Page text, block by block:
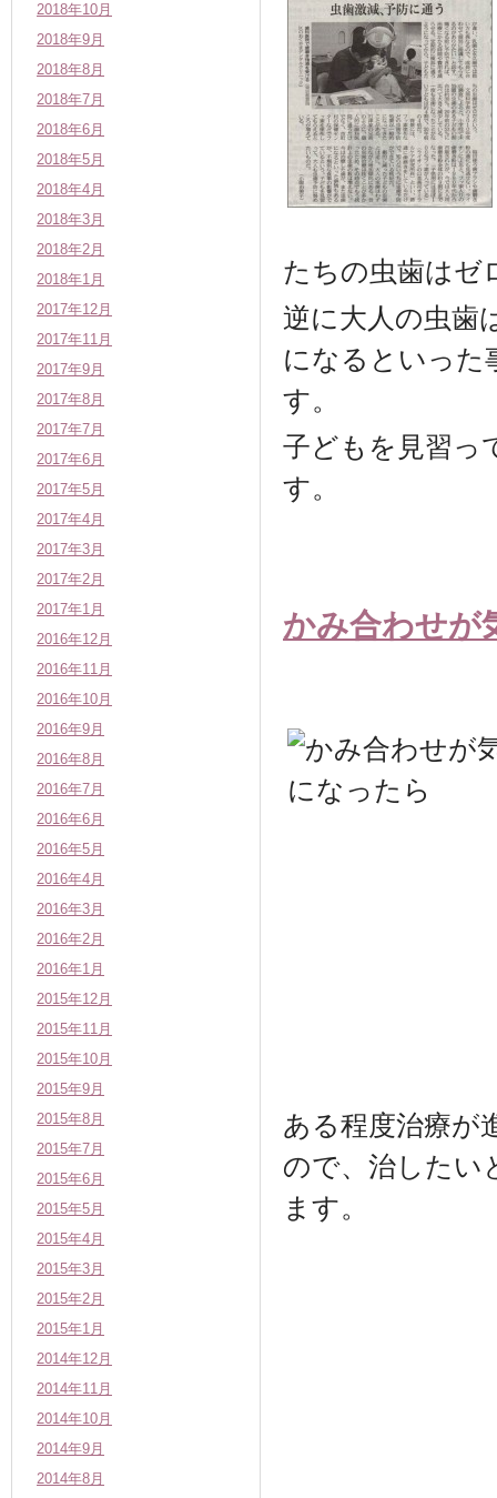
2018年10月
2018年9月
2018年8月
2018年7月
2018年6月
2018年5月
2018年4月
2018年3月
2018年2月
2018年1月
2017年12月
2017年11月
2017年9月
2017年8月
2017年7月
2017年6月
2017年5月
2017年4月
2017年3月
2017年2月
2017年1月
2016年12月
2016年11月
2016年10月
2016年9月
2016年8月
2016年7月
2016年6月
2016年5月
2016年4月
2016年3月
2016年2月
2016年1月
2015年12月
2015年11月
2015年10月
2015年9月
2015年8月
2015年7月
2015年6月
2015年5月
2015年4月
2015年3月
2015年2月
2015年1月
2014年12月
2014年11月
2014年10月
2014年9月
2014年8月
たちの虫歯はゼ
逆に大人の虫歯
になるといった
す。
子どもを見習っ
す。
かみ合わせが
ある程度治療が
ので、治したい
ます。